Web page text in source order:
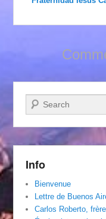
Recherche
Info
Bienvenue
Lettre de Buenos
Carlos Roberto,